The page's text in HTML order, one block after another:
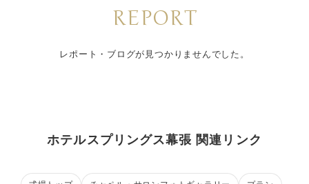
REPORT
レポート・ブログが見つかりませんでした。
ホテルスプリングス幕張 関連リンク